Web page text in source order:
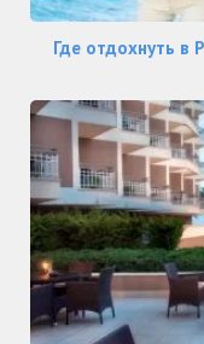
Где отдохнуть в